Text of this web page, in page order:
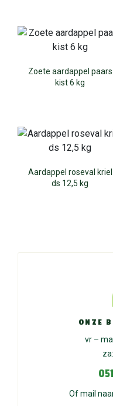
Zoete aardappel paars
kist 6 kg
Aardappel roseval kriel
ds 12,5 kg
ONZE
vr –
Of mail